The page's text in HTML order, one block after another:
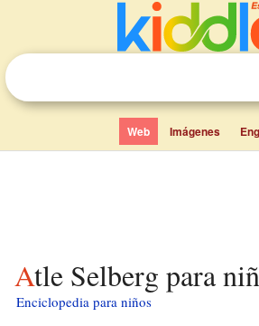
Web Imágenes
Atle Selberg para
Enciclopedia para niños